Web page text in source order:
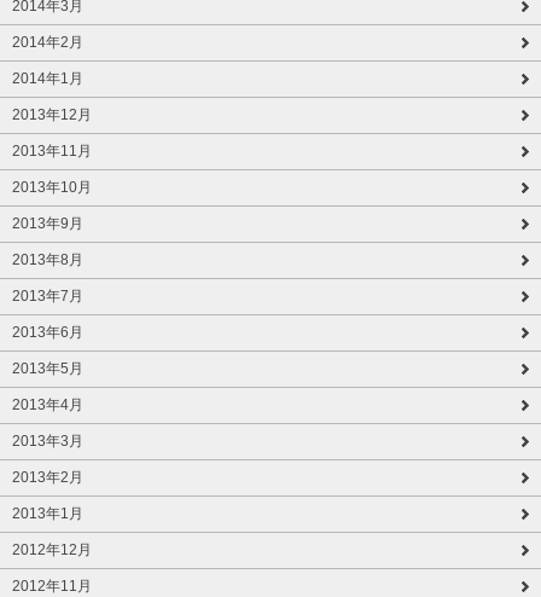
2014年3月
2014年2月
2014年1月
2013年12月
2013年11月
2013年10月
2013年9月
2013年8月
2013年7月
2013年6月
2013年5月
2013年4月
2013年3月
2013年2月
2013年1月
2012年12月
2012年11月